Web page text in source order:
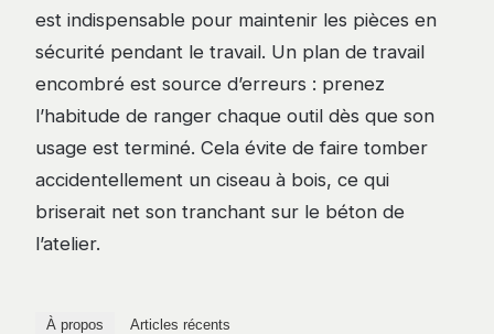
est indispensable pour maintenir les pièces en
sécurité pendant le travail. Un plan de travail
encombré est source d’erreurs : prenez
l’habitude de ranger chaque outil dès que son
usage est terminé. Cela évite de faire tomber
accidentellement un ciseau à bois, ce qui
briserait net son tranchant sur le béton de
l’atelier.
À propos Articles récents